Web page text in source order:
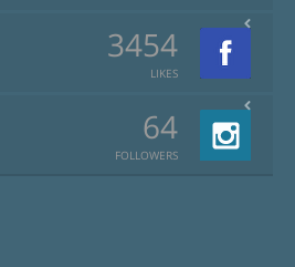
3454
LIKES
64
FOLLOWERS